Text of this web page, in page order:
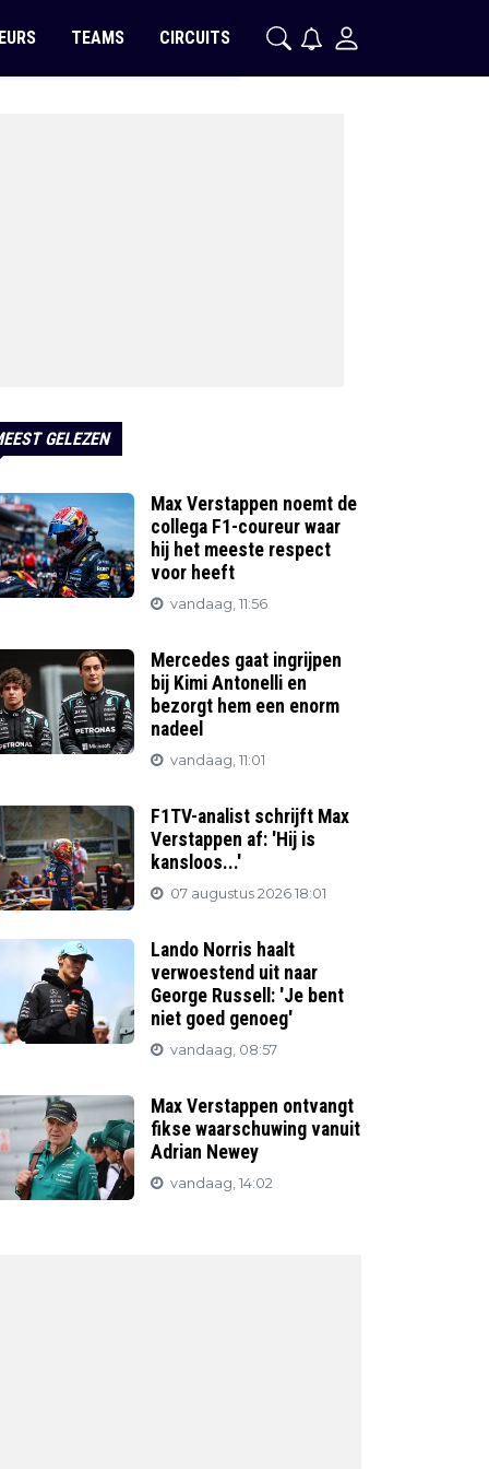
TEAMS CIRCUITS
GELEZEN
Max Verstappen noemt de
collega F1-coureur waar
hij het meeste respect
voor heeft
vandaag, 11:56
Mercedes gaat ingrijpen
bij Kimi Antonelli en
bezorgt hem een enorm
nadeel
vandaag, 11:01
F1TV-analist schrijft Max
Verstappen af: 'Hij is
kansloos...'
07 augustus 2026 18:01
Lando Norris haalt
verwoestend uit naar
George Russell: 'Je bent
niet goed genoeg'
vandaag, 08:57
Max Verstappen ontvangt
fikse waarschuwing vanuit
Adrian Newey
vandaag, 14:02